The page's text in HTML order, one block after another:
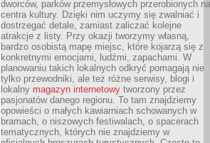
dworców, parków przemysłowych przerobionych na
centra kultury. Dzięki nim uczymy się zwalniać i
dostrzegać detale, zamiast zaliczać kolejne
atrakcje z listy. Przy okazji tworzymy własną,
bardzo osobistą mapę miejsc, które kojarzą się z
konkretnymi emocjami, ludźmi, zapachami. W
planowaniu takich lokalnych odkryć pomagają nie
tylko przewodniki, ale też różne serwisy, blogi i
lokalny magazyn internetowy tworzony przez
pasjonatów danego regionu. To tam znajdziemy
opowieści o małych kawiarniach schowanych w
bramach, o niszowych festiwalach, o spacerach
tematycznych, których nie znajdziemy w